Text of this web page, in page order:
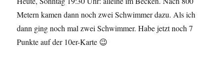
Metern kamen dann noch zwei Schwimmer dazu. Als ich
dann ging noch mal zwei Schwimmer. Habe jetzt noch 7
Punkte auf der 10er-Karte 😉